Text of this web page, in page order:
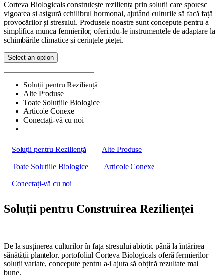
Corteva Biologicals construiește reziliența prin soluții care sporesc
vigoarea și asigură echilibrul hormonal, ajutând culturile să facă față
provocărilor și stresului. Produsele noastre sunt concepute pentru a
simplifica munca fermierilor, oferindu-le instrumentele de adaptare la
schimbările climatice și cerințele pieței.
Select an option
Soluții pentru Reziliență
Alte Produse
Toate Soluțiile Biologice
Articole Conexe
Conectați-vă cu noi
Soluții pentru Reziliență Alte Produse
Toate Soluțiile Biologice Articole Conexe
Conectați-vă cu noi
Soluții pentru Construirea Rezilienței
De la susținerea culturilor în fața stresului abiotic până la întărirea
sănătății plantelor, portofoliul Corteva Biologicals oferă fermierilor
soluții variate, concepute pentru a-i ajuta să obțină rezultate mai
bune.